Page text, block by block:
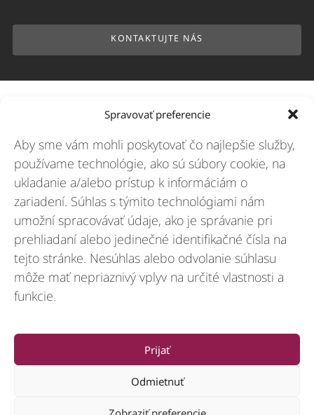
Spravovať preferencie
Aby sme vám mohli poskytovať čo najlepšie služby,
používame technológie, ako sú súbory cookie, na
ukladanie a/alebo prístup k informáciám o
zariadení. Súhlas s týmito technológiami nám
umožní spracovávať údaje, ako je správanie pri
prehliadaní alebo jedinečné identifikačné čísla na
tejto stránke. Nesúhlas alebo odvolanie súhlasu
môže mať nepriaznivý vplyv na určité vlastnosti a
funkcie.
Prijať
Odmietnuť
KONTAKTUJTE NÁS
Riešenia
Odvetvia
Zdroje
O nás